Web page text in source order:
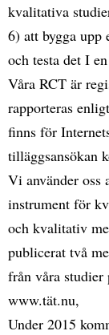
kvalitativa
6) att bygga upp
och testa det I
Våra RCT är
rapporteras
finns för
tilläggsansökan
Vi använder oss
instrument för
och kvalitativ
publicerat två
från våra studier
www.tät.nu,
Under 2015